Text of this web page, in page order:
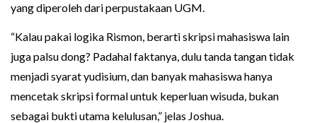
yang diperoleh dari perpustakaan UGM.
“Kalau pakai logika Rismon, berarti skripsi mahasiswa lain
juga palsu dong? Padahal faktanya, dulu tanda tangan tidak
menjadi syarat yudisium, dan banyak mahasiswa hanya
mencetak skripsi formal untuk keperluan wisuda, bukan
sebagai bukti utama kelulusan,” jelas Joshua.